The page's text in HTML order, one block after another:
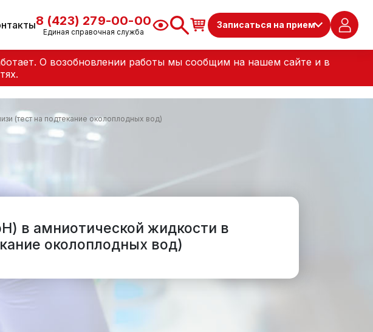
О возобновлении работы мы сообщим на нашем сайте и в
8 (423) 279-00-00
Единая справочная служба
Записаться на прием
(тест на подтекание околоплодных вод)
в амниотической жидкости в
околоплодных вод)